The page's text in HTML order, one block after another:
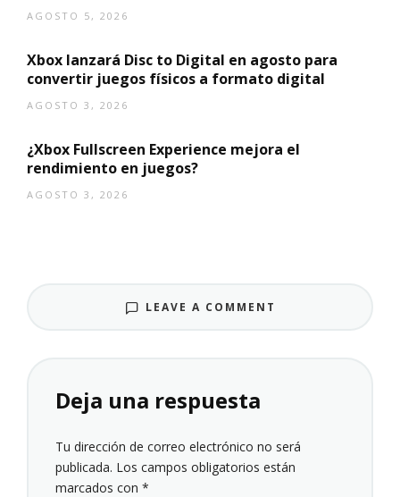
AGOSTO 5, 2026
Xbox lanzará Disc to Digital en agosto para
convertir juegos físicos a formato digital
AGOSTO 3, 2026
¿Xbox Fullscreen Experience mejora el
rendimiento en juegos?
AGOSTO 3, 2026
LEAVE A COMMENT
Deja una respuesta
Tu dirección de correo electrónico no será
publicada. Los campos obligatorios están
marcados con *